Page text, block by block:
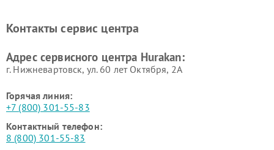
Hurakan
Контакты сервис центра
Адрес сервисного центра Hurakan:
г. Нижневартовск, ул. 60 лет Октября, 2А
Горячая линия:
+7 (800) 301-55-83
Контактный телефон:
8 (800) 301-55-83